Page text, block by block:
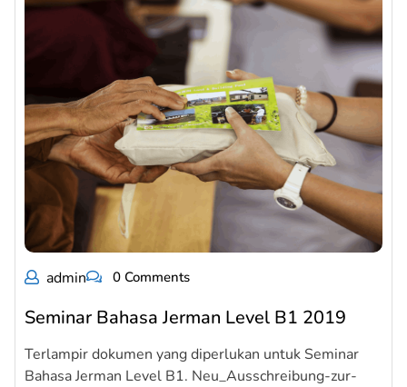
admin 0 Comments
Seminar Bahasa Jerman Level B1 2019
Terlampir dokumen yang diperlukan untuk Seminar
Bahasa Jerman Level B1. Neu_Ausschreibung-zur-